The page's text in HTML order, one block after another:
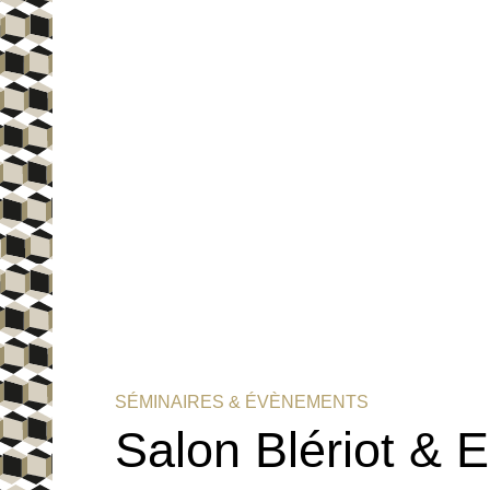
SÉMINAIRES & ÉVÈNEMENTS
Salon Blériot &